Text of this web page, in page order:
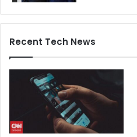
Recent Tech News